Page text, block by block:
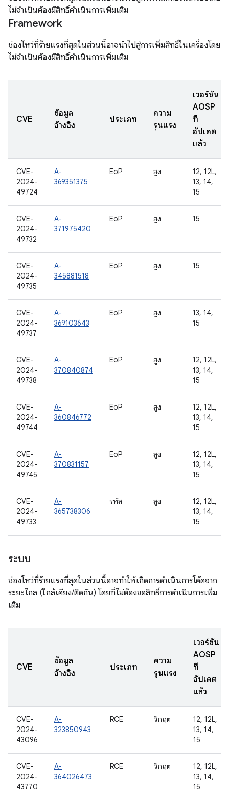
ไม่จำเป็นต้องมีสิทธิ์ดำเนินการเพิ่มเติม
Framework
ช่องโหว่ที่ร้ายแรงที่สุดในส่วนนี้อาจนำไปสู่การเพิ่มสิทธิ์ในเครื่องโดย
ไม่จำเป็นต้องมีสิทธิ์ดำเนินการเพิ่มเติม
CVE
ข้อมูล
อ้างอิง
ประเภท
ความ
รุนแรง
เวอร์ชัน
AOSP
ที่
อัปเดต
แล้ว
CVE-
2024-
49724
A-
369351375
EoP สูง
12, 12L,
13, 14,
15
CVE-
2024-
49732
A-
371975420
EoP สูง 15
CVE-
2024-
49735
A-
345881518
EoP สูง 15
CVE-
2024-
49737
A-
369103643
EoP สูง
13, 14,
15
CVE-
2024-
49738
A-
370840874
EoP สูง
12, 12L,
13, 14,
15
CVE-
2024-
49744
A-
360846772
EoP สูง
12, 12L,
13, 14,
15
CVE-
2024-
49745
A-
370831157
EoP สูง
12, 12L,
13, 14,
15
CVE-
2024-
49733
A-
365738306
รหัส สูง
12, 12L,
13, 14,
15
ระบบ
ช่องโหว่ที่ร้ายแรงที่สุดในส่วนนี้อาจทําให้เกิดการดําเนินการโค้ดจาก
ระยะไกล (ใกล้เคียง/ติดกัน) โดยที่ไม่ต้องขอสิทธิ์การดําเนินการเพิ่ม
เติม
CVE
ข้อมูล
อ้างอิง
ประเภท
ความ
รุนแรง
เวอร์ชัน
AOSP
ที่
อัปเดต
แล้ว
CVE-
2024-
43096
A-
323850943
RCE วิกฤต
12, 12L,
13, 14,
15
CVE-
2024-
43770
A-
364026473
RCE วิกฤต
12, 12L,
13, 14,
15